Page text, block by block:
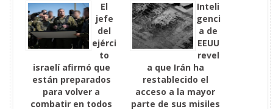
El
jefe
del
ejérci
to
israelí afirmó que
están preparados
para volver a
combatir en todos
Inteli
genci
a de
EEUU
revel
a que Irán ha
restablecido el
acceso a la mayor
parte de sus misiles